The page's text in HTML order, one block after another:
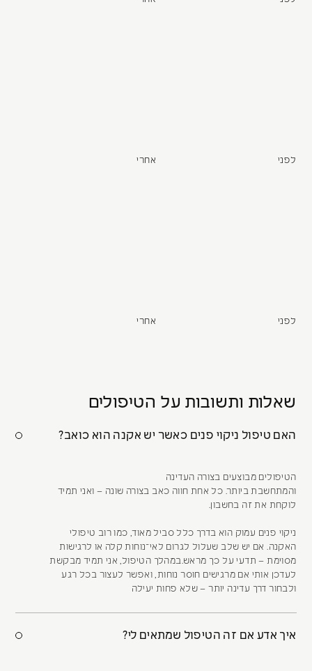
אחרי לפני
אחרי לפני
האם טיפול ניקוי פנים כאשר יש אקנה הוא כואב?
הטיפולים מבוצעים בצורה העדינה
והמתחשבת ביותר. כל אחת חווה כאב בצורה שונה – ואני תמיד
לוקחת את זה בחשבון.
ניקוי פנים עמוק הוא בדרך כלל סביל מאוד, כמו רוב טיפולי
האקנה. אם יש שלב שעלול לגרום לאי־נוחות קלה או לרגישות
מסוימת – תדעי על כך מראש.במהלך הטיפול, אני תמיד מבקשת
לעדכן אותי אם מרגישים חוסר נוחות, ואפשר לעצור בכל רגע
ולבחור דרך עדינה יותר – שלא פחות יעילה
איך אדע אם זה הטיפול שמתאים לי?
שאלות ותשובות על הטיפולים